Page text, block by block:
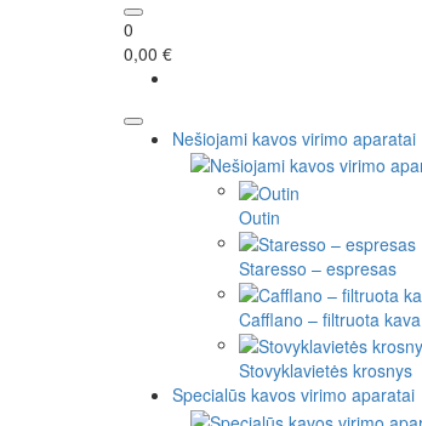
0
0,00 €
Nešiojami kavos virimo aparatai
Outin
Staresso – espresas
Cafflano – filtruota kava
Stovyklavietės krosnys
Specialūs kavos virimo aparatai